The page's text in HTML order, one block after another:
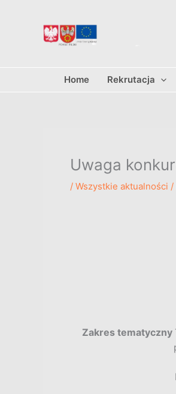
Home Rekrutacja
Uwaga
/ Wszystkie aktualności /
Zakres tematyczny